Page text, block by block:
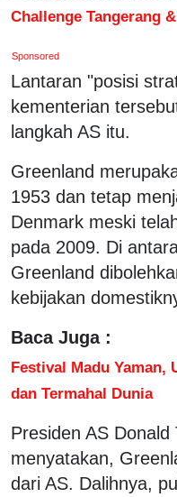
Challenge Tangerang
Sponsored
Lantaran "posisi
kementerian
langkah AS itu.
Greenland
1953 dan tetap
Denmark meski
pada 2009. Di
Greenland
kebijakan
Baca Juga :
Festival Madu Yaman,
dan Termahal Dunia
Presiden AS
menyatakan,
dari AS. Dalihnya,